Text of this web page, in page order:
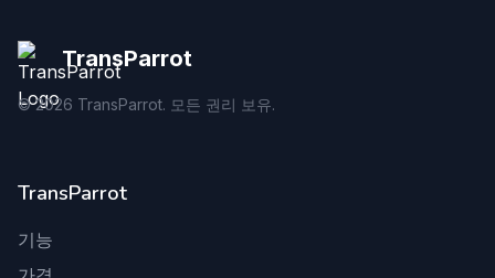
TransParrot
©2026 TransParrot. 모든 권리 보유.
TransParrot
기능